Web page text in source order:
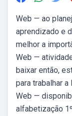
Web — ao
aprendizado e
melhor a
Web —
baixar então,
para trabalhar
Web —
alfabetização